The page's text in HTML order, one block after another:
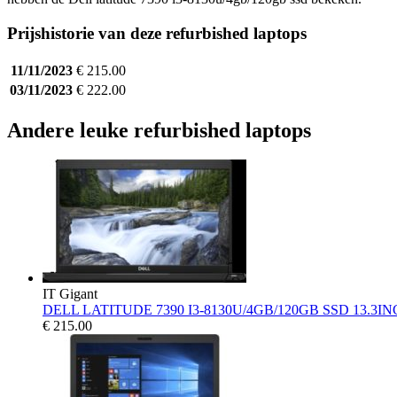
Prijshistorie van deze refurbished laptops
11/11/2023 € 215.00
03/11/2023 € 222.00
Andere leuke refurbished laptops
IT Gigant
DELL LATITUDE 7390 I3-8130U/4GB/120GB SSD
€ 215.00